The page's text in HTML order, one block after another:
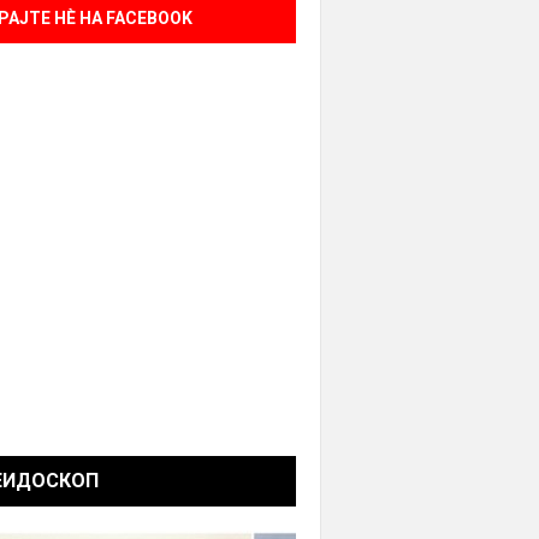
НÈ НА FACEBOOK